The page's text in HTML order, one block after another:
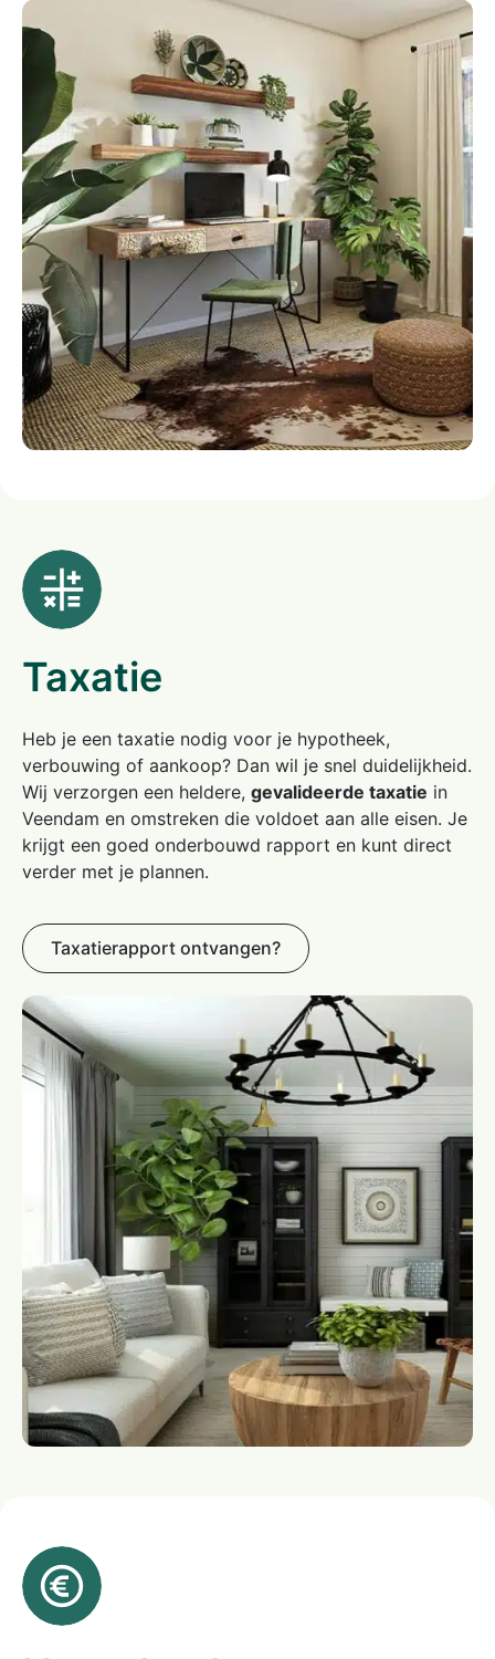
Taxatie
Heb je een taxatie nodig voor je hypotheek,
verbouwing of aankoop? Dan wil je snel duidelijkheid.
Wij verzorgen een heldere, gevalideerde taxatie in
Veendam en omstreken die voldoet aan alle eisen. Je
krijgt een goed onderbouwd rapport en kunt direct
verder met je plannen.
Taxatierapport ontvangen?